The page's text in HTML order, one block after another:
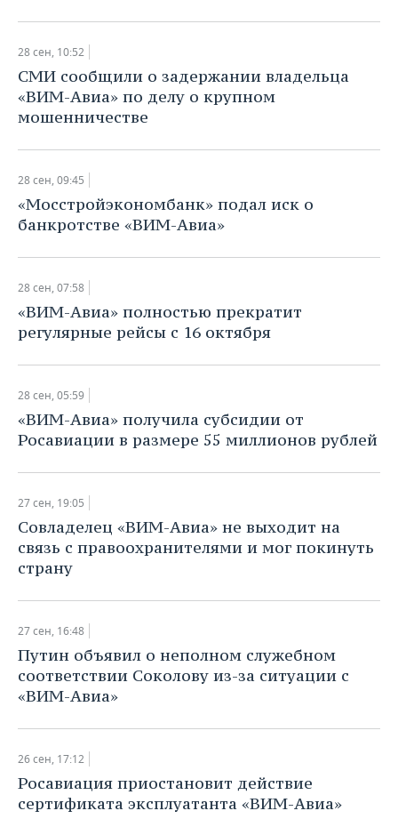
28 сен, 10:52
СМИ сообщили о задержании владельца
«ВИМ-Авиа» по делу о крупном
мошенничестве
28 сен, 09:45
«Мосстройэкономбанк» подал иск о
банкротстве «ВИМ-Авиа»
28 сен, 07:58
«ВИМ-Авиа» полностью прекратит
регулярные рейсы с 16 октября
28 сен, 05:59
«ВИМ-Авиа» получила субсидии от
Росавиации в размере 55 миллионов рублей
27 сен, 19:05
Совладелец «ВИМ-Авиа» не выходит на
связь с правоохранителями и мог покинуть
страну
27 сен, 16:48
Путин объявил о неполном служебном
соответствии Соколову из-за ситуации с
«ВИМ-Авиа»
26 сен, 17:12
Росавиация приостановит действие
сертификата эксплуатанта «ВИМ-Авиа»